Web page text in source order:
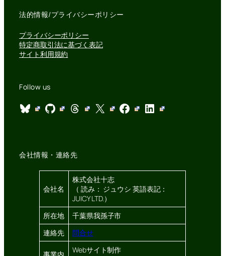
法的情報/プライバシーポリシー
プライバシーポリシー
特定商取引法に基づく表記
サイト利用規約
Follow us
Bluesky GitHub Threads X Facebook LinkedIn
会社情報・連絡先
会社名
株式会社十志
（ 読み： ジュウシ 英語表記：
JUICY LTD.）
所在地
千葉県我孫子市
連絡先
問合せ
Webサイト制作